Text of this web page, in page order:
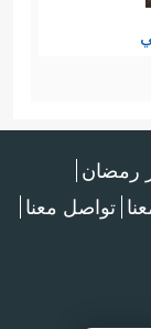
رمضان
تواصل معنا